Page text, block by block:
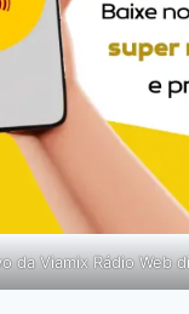
da Viamix Rádio Web